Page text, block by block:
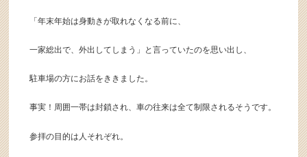
「年末年始は身動きが取れなくなる前に、
一家総出で、外出してしまう」と言っていたのを思い出し、
駐車場の方にお話をききました。
事実！周囲一帯は封鎖され、車の往来は全て制限されるそうです。
参拝の目的は人それぞれ。